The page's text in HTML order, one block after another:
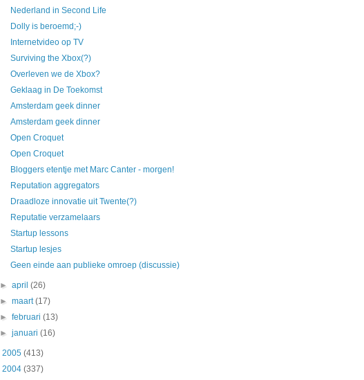
Nederland in Second Life
Dolly is beroemd;-)
Internetvideo op TV
Surviving the Xbox(?)
Overleven we de Xbox?
Geklaag in De Toekomst
Amsterdam geek dinner
Amsterdam geek dinner
Open Croquet
Open Croquet
Bloggers etentje met Marc Canter - morgen!
Reputation aggregators
Draadloze innovatie uit Twente(?)
Reputatie verzamelaars
Startup lessons
Startup lesjes
Geen einde aan publieke omroep (discussie)
►april(26)
►maart(17)
►februari(13)
►januari(16)
2005 (413)
2004 (337)